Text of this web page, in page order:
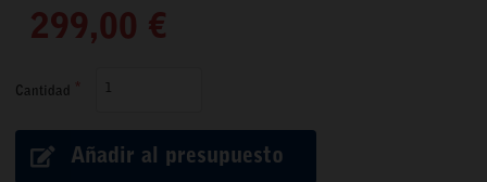
299,00 €
Cantidad
Añadir al presupuesto